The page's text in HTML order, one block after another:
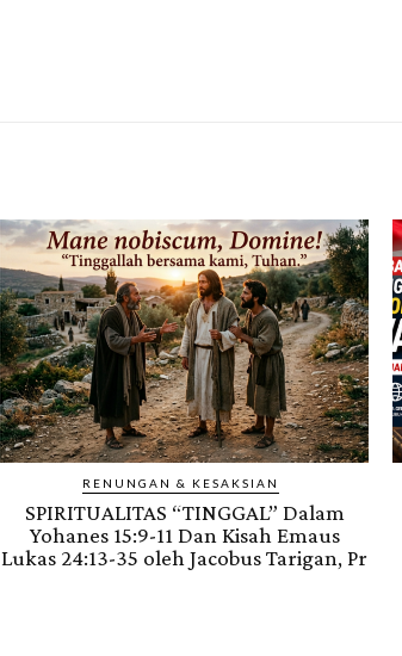
RENUNGAN & KESAKSIAN
SPIRITUALITAS “TINGGAL” Dalam
Yohanes 15:9-11 Dan Kisah Emaus
Lukas 24:13-35 oleh Jacobus Tarigan, Pr